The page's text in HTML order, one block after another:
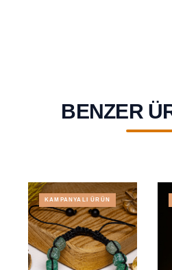
BENZER
KAMPANYALI ÜRÜN